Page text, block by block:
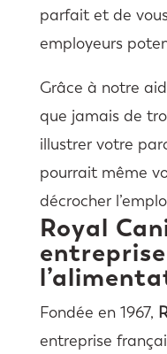
parfait et de
employeurs
Grâce à notre
que jamais de
illustrer votre
pourrait même
décrocher
Royal
Fondée en 1967,
entreprise